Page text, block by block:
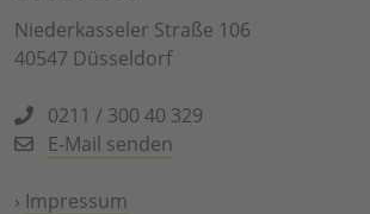
Niederkasseler Straße 106
40547 Düsseldorf
0211 / 300 40 329
E-Mail senden
› Impressum